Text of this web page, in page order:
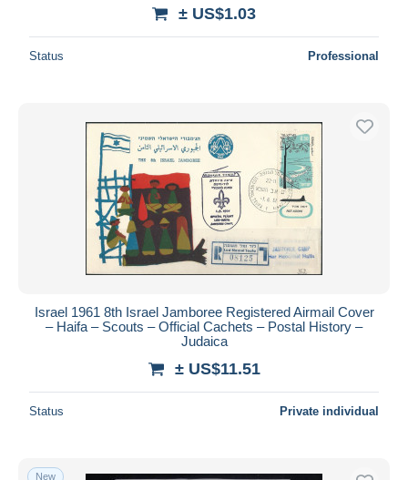
± US$1.03
Status Professional
Israel 1961 8th Israel Jamboree Registered Airmail Cover
– Haifa – Scouts – Official Cachets – Postal History –
Judaica
± US$11.51
Status Private individual
New